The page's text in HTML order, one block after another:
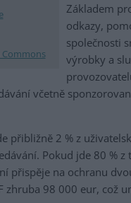
Základem
odkazy,
společnosti
výrobky a
včetně
přibližně 2 % z
Pokud jde 80 %
přispěje na ochranu
98 000 eur, což